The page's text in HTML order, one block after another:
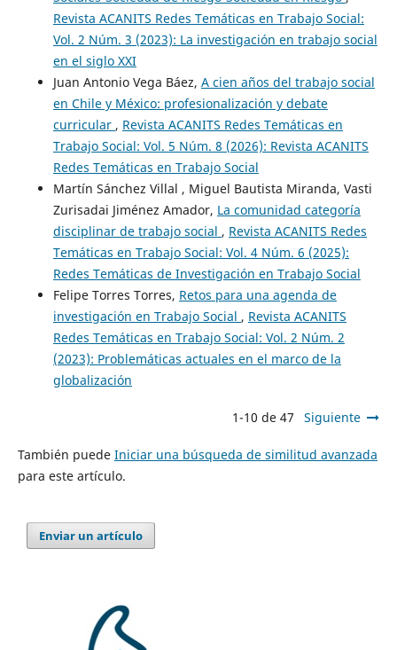
Revista ACANITS Redes Temáticas en Trabajo Social:
Vol. 2 Núm. 3 (2023): La investigación en trabajo social
en el siglo XXI
Juan Antonio Vega Báez, A cien años del trabajo social
en Chile y México: profesionalización y debate
curricular , Revista ACANITS Redes Temáticas en
Trabajo Social: Vol. 5 Núm. 8 (2026): Revista ACANITS
Redes Temáticas en Trabajo Social
Martín Sánchez Villal , Miguel Bautista Miranda, Vasti
Zurisadai Jiménez Amador, La comunidad categoría
disciplinar de trabajo social , Revista ACANITS Redes
Temáticas en Trabajo Social: Vol. 4 Núm. 6 (2025):
Redes Temáticas de Investigación en Trabajo Social
Felipe Torres Torres, Retos para una agenda de
investigación en Trabajo Social , Revista ACANITS
Redes Temáticas en Trabajo Social: Vol. 2 Núm. 2
(2023): Problemáticas actuales en el marco de la
globalización
1-10 de 47 Siguiente
También puede Iniciar una búsqueda de similitud avanzada
para este artículo.
Enviar un artículo